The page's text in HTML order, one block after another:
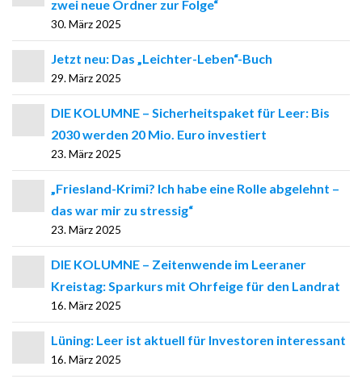
zwei neue Ordner zur Folge“
30. März 2025
Jetzt neu: Das „Leichter-Leben“-Buch
29. März 2025
DIE KOLUMNE – Sicherheitspaket für Leer: Bis
2030 werden 20 Mio. Euro investiert
23. März 2025
„Friesland-Krimi? Ich habe eine Rolle abgelehnt –
das war mir zu stressig“
23. März 2025
DIE KOLUMNE – Zeitenwende im Leeraner
Kreistag: Sparkurs mit Ohrfeige für den Landrat
16. März 2025
Lüning: Leer ist aktuell für Investoren interessant
16. März 2025